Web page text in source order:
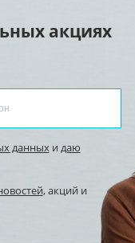
акциях
данных и даю
, акций и